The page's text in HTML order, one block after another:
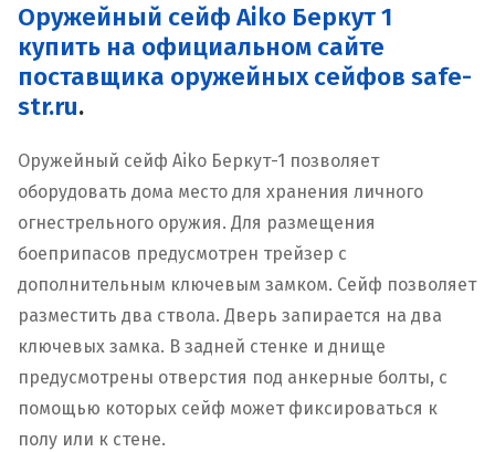
Оружейный сейф Aiko Беркут 1
купить на официальном сайте
поставщика оружейных сейфов safe-
str.ru.
Оружейный сейф Aiko Беркут-1 позволяет
оборудовать дома место для хранения личного
огнестрельного оружия. Для размещения
боеприпасов предусмотрен трейзер с
дополнительным ключевым замком. Сейф позволяет
разместить два ствола. Дверь запирается на два
ключевых замка. В задней стенке и днище
предусмотрены отверстия под анкерные болты, с
помощью которых сейф может фиксироваться к
полу или к стене.